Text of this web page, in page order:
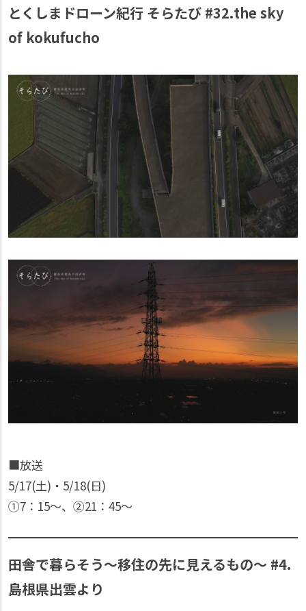
とくしまドローン紀行 そらたび #32.the sky
of kokufucho
■放送
5/17(土)・5/18(日)
①7：15〜、②21：45〜
田舎で暮らそう～移住の先に見えるもの～ #4.
島根県出雲より